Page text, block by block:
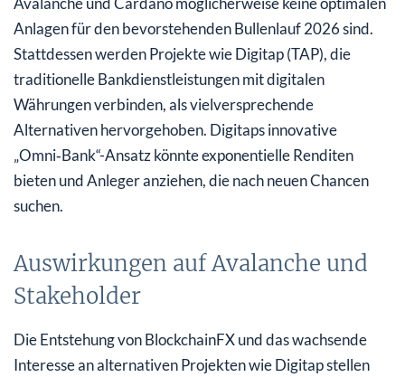
Anlagen für den bevorstehenden Bullenlauf 2026 sind.
Stattdessen werden Projekte wie Digitap (TAP), die
traditionelle Bankdienstleistungen mit digitalen
Währungen verbinden, als vielversprechende
Alternativen hervorgehoben. Digitaps innovative
„Omni‑Bank“-Ansatz könnte exponentielle Renditen
bieten und Anleger anziehen, die nach neuen Chancen
suchen.
Auswirkungen auf Avalanche und
Stakeholder
Die Entstehung von BlockchainFX und das wachsende
Interesse an alternativen Projekten wie Digitap stellen